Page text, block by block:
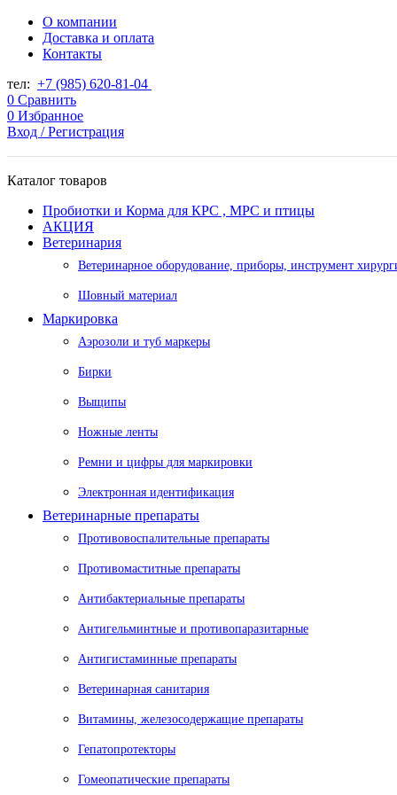
О компании
Доставка и оплата
Контакты
тел: +7 (985) 620-81-04
0 Сравнить
0 Избранное
Вход / Регистрация
Каталог товаров
Пробиотки и Корма для КРС , МРС и птицы
АКЦИЯ
Ветеринария
Ветеринарное оборудование, приборы, инструмент
Шовный материал
Маркировка
Аэрозоли и туб маркеры
Бирки
Выщипы
Ножные ленты
Ремни и цифры для маркировки
Электронная идентификация
Ветеринарные препараты
Противовоспалительные препараты
Противомаститные препараты
Антибактериальные препараты
Антигельминтные и противопаразитарные
Антигистаминные препараты
Ветеринарная санитария
Витамины, железосодержащие препараты
Гепатопротекторы
Гомеопатические препараты